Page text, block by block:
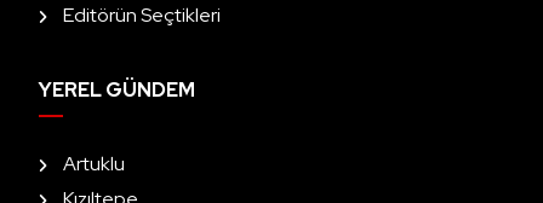
Editörün Seçtikleri
YEREL GÜNDEM
Artuklu